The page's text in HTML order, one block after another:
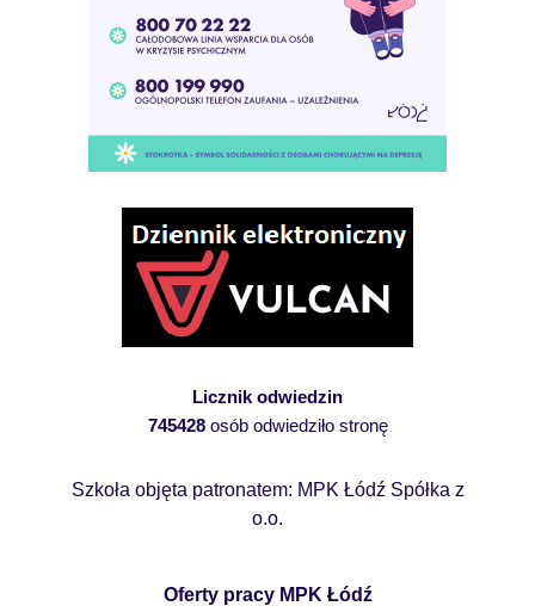
Licznik odwiedzin
745428osób odwiedziło stronę
Szkoła objęta patronatem: MPK Łódź Spółka z
o.o.
Oferty pracy MPK Łódź